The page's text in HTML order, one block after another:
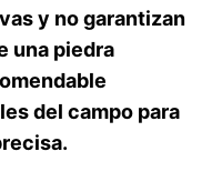
y no garantizan
una piedra
del campo para
.